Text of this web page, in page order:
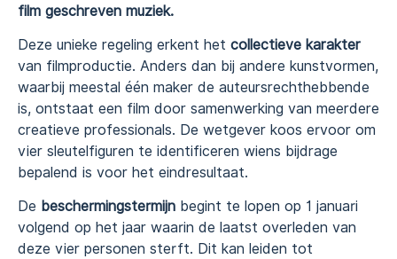
film geschreven muziek.
Deze unieke regeling erkent het collectieve karakter
van filmproductie. Anders dan bij andere kunstvormen,
waarbij meestal één maker de auteursrechthebbende
is, ontstaat een film door samenwerking van meerdere
creatieve professionals. De wetgever koos ervoor om
vier sleutelfiguren te identificeren wiens bijdrage
bepalend is voor het eindresultaat.
De beschermingstermijn begint te lopen op 1 januari
volgend op het jaar waarin de laatst overleden van
deze vier personen sterft. Dit kan leiden tot